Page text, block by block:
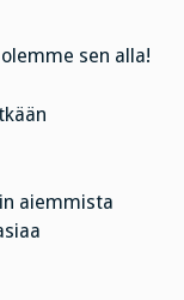
sen alla!
aiemmista